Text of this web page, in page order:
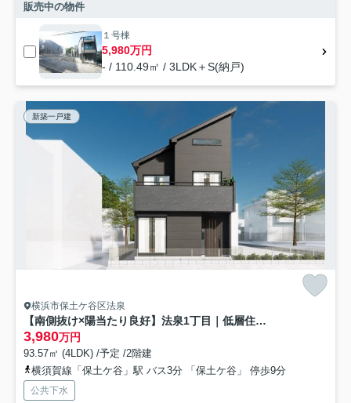
販売中の物件
１号棟
5,980万円
- / 110.49㎡ / 3LDK＋S(納戸)
新築一戸建
横浜市保土ケ谷区法泉
【南側抜け×陽当たり良好】法泉1丁目｜低層住宅地×ツインバルコニーの新築戸建★仲介手数料無料★
3,980万円
93.57㎡ (4LDK) /予定 /2階建
横須賀線「保土ケ谷」駅 バス3分 「保土ケ谷」 停歩9分
公共下水